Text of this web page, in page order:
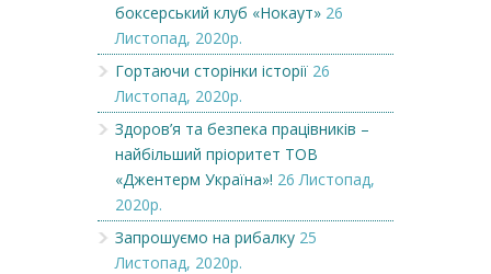
боксерський клуб «Нокаут» 26
Листопад, 2020р.
Гортаючи сторінки історії 26
Листопад, 2020р.
Здоров’я та безпека працівників –
найбільший пріоритет ТОВ
«Джентерм Україна»! 26 Листопад,
2020р.
Запрошуємо на рибалку 25
Листопад, 2020р.